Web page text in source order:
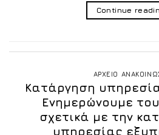
Continue
ΑΡΧΕΙΟ
Κατάργηση
Ενημερώνουμε
σχετικά με την
υπηρεσίας